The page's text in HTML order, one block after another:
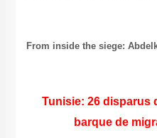
From inside the siege:
Tunisie: 26 disparus
barque de